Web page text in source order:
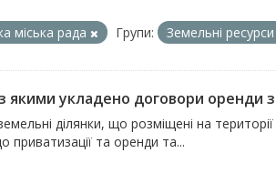
міська рада Групи: Земельні ресурси
якими укладено договори оренди
ділянки, що розміщені на
приватизації та оренди та...